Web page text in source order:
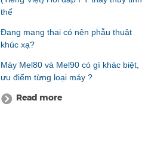
thể
Đang mang thai có nên phẫu thuật
khúc xạ?
Máy Mel80 và Mel90 có gì khác biệt,
ưu điểm từng loại máy ?
Read more